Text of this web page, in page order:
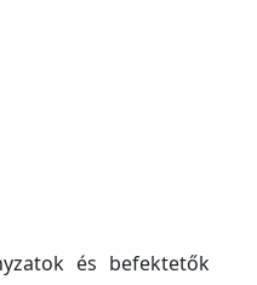
és befektetők